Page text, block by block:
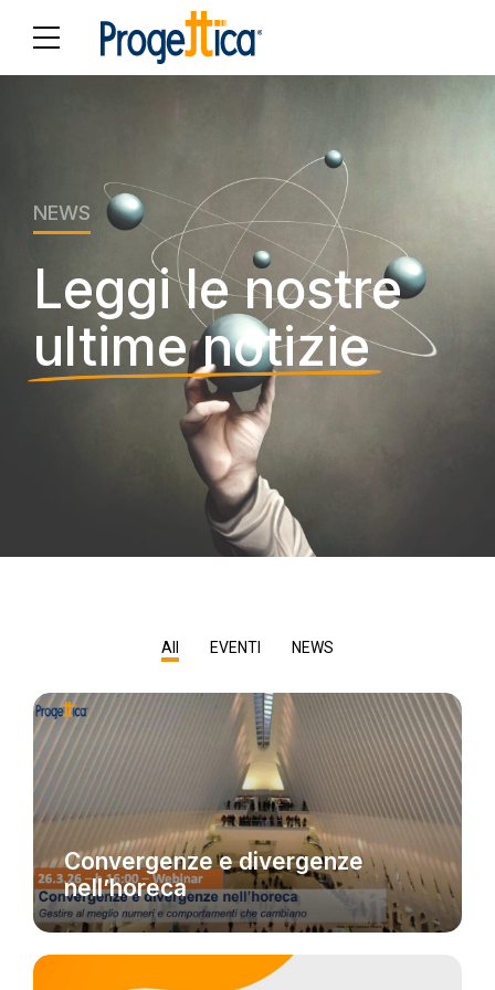
NEWS
Leggi le nostre
ultime notizie
All EVENTI NEWS
Convergenze e divergenze
nell’horeca